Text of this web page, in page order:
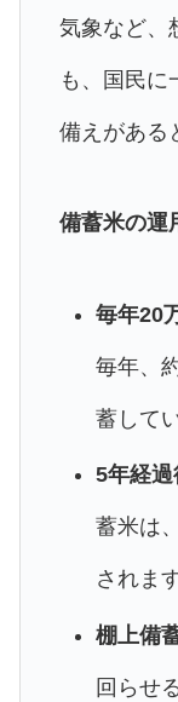
気象など、
も、国民に
備えがある
備蓄米の運
毎年20
毎年、
蓄して
5年経
蓄米は
されます
棚上備
回らせ